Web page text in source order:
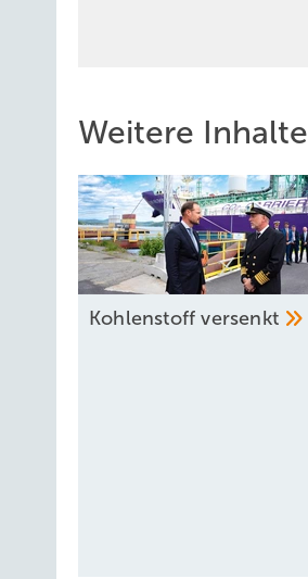
Weitere Inhalte
Kohlenstoffversenkt